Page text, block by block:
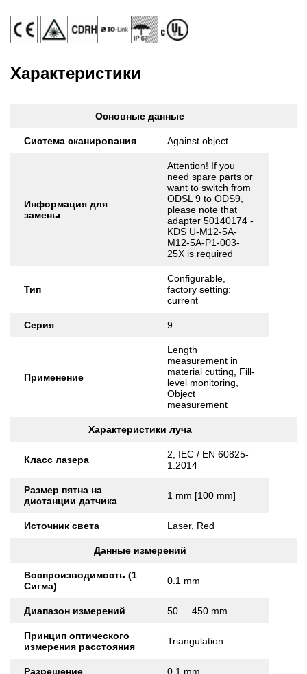
Характеристики
Основные данные
Cистема сканирования Against object
Информация для
замены
Attention! If you
need spare parts or
want to switch from
ODSL 9 to ODS9,
please note that
adapter 50140174 -
KDS U-M12-5A-
M12-5A-P1-003-
25X is required
Тип
Configurable,
factory setting:
current
Серия 9
Применение
Length
measurement in
material cutting, Fill-
level monitoring,
Object
measurement
Характеристики луча
Класс лазера
2, IEC / EN 60825-
1:2014
Размер пятна на
дистанции датчика
1 mm [100 mm]
Источник света Laser, Red
Данные измерений
Воспроизводимость (1
Сигма)
0.1 mm
Диапазон измерений 50 ... 450 mm
Принцип оптического
измерения расстояния
Triangulation
Разрешение 0.1 mm